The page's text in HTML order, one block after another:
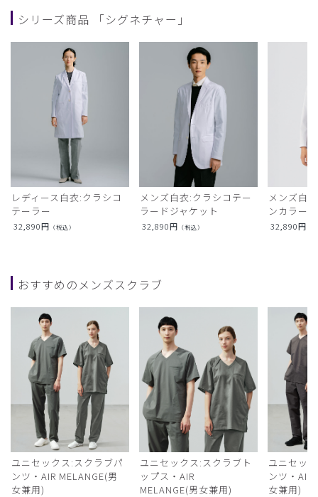
シリーズ商品 「シグネチャー」
レディース白衣:クラシコ
テーラー
32,890円 （税込）
メンズ白衣:クラシコテー
ラードジャケット
32,890円 （税込）
メンズ白
ンカラー
32,890円
おすすめのメンズスクラブ
ユニセックス:スクラブパ
ンツ・AIR MELANGE(男
女兼用)
ユニセックス:スクラブト
ップス・AIR
MELANGE(男女兼用)
ユニセッ
ンツ・AIR
女兼用)